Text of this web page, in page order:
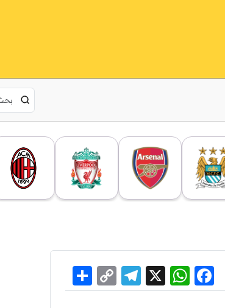
Facebook
WhatsApp
X
Telegram
Copy
Link